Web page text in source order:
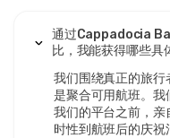
通过Cappadocia
比，我能获得哪些具
我们围绕真正的旅行
是聚合可用航班。我
我们的平台之前，
时性到航班后的庆